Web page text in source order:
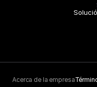
Acerca de la empresa